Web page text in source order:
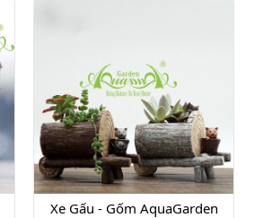
Xe Gấu - Gốm AquaGarden